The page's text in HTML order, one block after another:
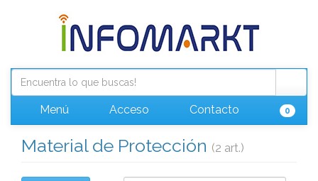
Menú Acceso Contacto 0
Material de Protección (2 art.)